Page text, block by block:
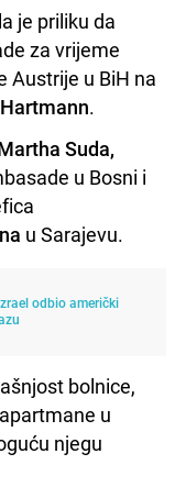
je priliku da
za vrijeme
Austrije u BiH na
.
Suda,
u Bosni i
u Sarajevu.
odbio američki
bolnice,
u
njegu